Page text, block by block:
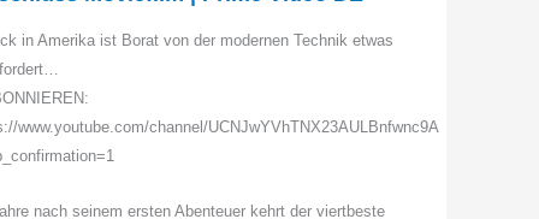
in Amerika ist Borat von der modernen Technik etwas
www.youtube.com/channel/UCNJwYVhTNX23AULBnfwnc9A
nach seinem ersten Abenteuer kehrt der viertbeste